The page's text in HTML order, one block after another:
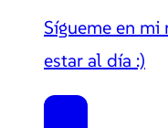
Sígueme en
estar al día :)